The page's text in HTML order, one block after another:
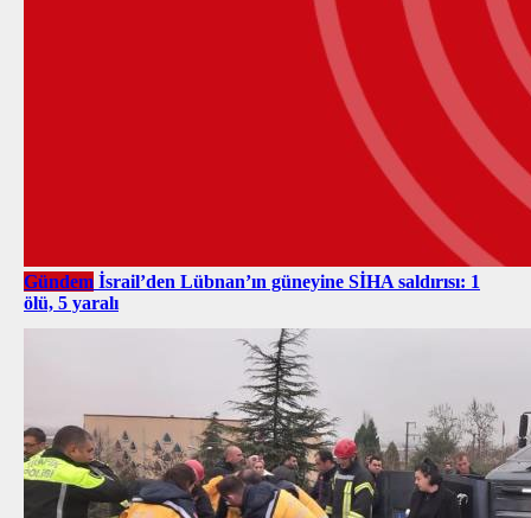
Gündem İsrail’den Lübnan’ın güneyine SİHA saldırısı: 1
ölü, 5 yaralı